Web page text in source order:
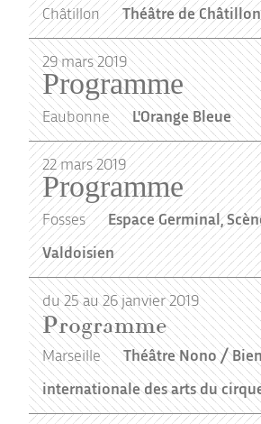
Châtillon Théâtre de Châtillon
29mars2019
Programme
Eaubonne L'Orange Bleue
22mars2019
Programme
Fosses
Espace Germinal,
Valdoisien
du 25 au 26 janvier 2019
Programme
Marseille
Théâtre Nono /
internationale des arts du